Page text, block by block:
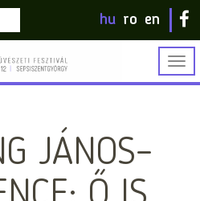
hu ro en
JÁNOS–